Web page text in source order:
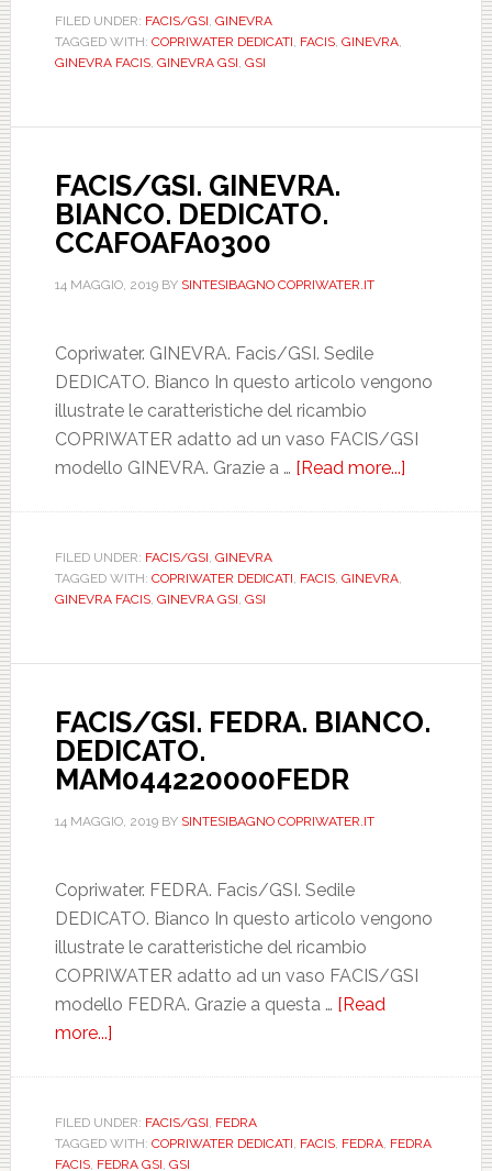
FILED UNDER: FACIS/GSI, GINEVRA
TAGGED WITH: COPRIWATER DEDICATI, FACIS, GINEVRA,
GINEVRA FACIS, GINEVRA GSI, GSI
FACIS/GSI. GINEVRA.
BIANCO. DEDICATO.
CCAFOAFA0300
14 MAGGIO, 2019BY SINTESIBAGNO COPRIWATER.IT
Copriwater. GINEVRA. Facis/GSI. Sedile
DEDICATO. Bianco In questo articolo vengono
illustrate le caratteristiche del ricambio
COPRIWATER adatto ad un vaso FACIS/GSI
modello GINEVRA. Grazie a … [Read more...]
FACIS/
GINEVRA.
FILED UNDER: FACIS/GSI, GINEVRA
TAGGED WITH: COPRIWATER DEDICATI, FACIS, GINEVRA,
GINEVRA FACIS, GINEVRA GSI, GSI
FACIS/GSI. FEDRA. BIANCO.
DEDICATO.
MAM044220000FEDR
14 MAGGIO, 2019BY SINTESIBAGNO COPRIWATER.IT
Copriwater. FEDRA. Facis/GSI. Sedile
DEDICATO. Bianco In questo articolo vengono
illustrate le caratteristiche del ricambio
COPRIWATER adatto ad un vaso FACIS/GSI
modello FEDRA. Grazie a questa … [Read
more...]
BIANCO.
DEDICATO.
FILED UNDER: FACIS/GSI, FEDRA
TAGGED WITH: COPRIWATER DEDICATI, FACIS, FEDRA, FEDRA
FACIS, FEDRA GSI, GSI